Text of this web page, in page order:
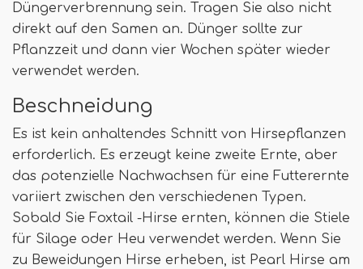
Düngerverbrennung sein. Tragen Sie also nicht
direkt auf den Samen an. Dünger sollte zur
Pflanzzeit und dann vier Wochen später wieder
verwendet werden.
Beschneidung
Es ist kein anhaltendes Schnitt von Hirsepflanzen
erforderlich. Es erzeugt keine zweite Ernte, aber
das potenzielle Nachwachsen für eine Futterernte
variiert zwischen den verschiedenen Typen.
Sobald Sie Foxtail -Hirse ernten, können die Stiele
für Silage oder Heu verwendet werden. Wenn Sie
zu Beweidungen Hirse erheben, ist Pearl Hirse am